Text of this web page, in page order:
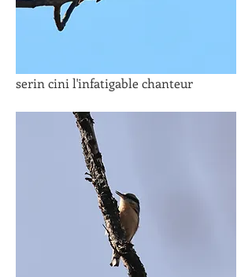
serin cini l'infatigable chanteur